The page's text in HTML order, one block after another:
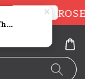
立即查看 ROSE
【絕版套組】林宥嘉 - 《Apples of Thy Eye》液態膠【台灣首發液態膠】（黑膠唱片 LP）